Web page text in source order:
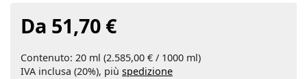
Da 51,70 €
Contenuto: 20 ml (2.585,00 € / 1000 ml)
IVA inclusa (20%), più spedizione